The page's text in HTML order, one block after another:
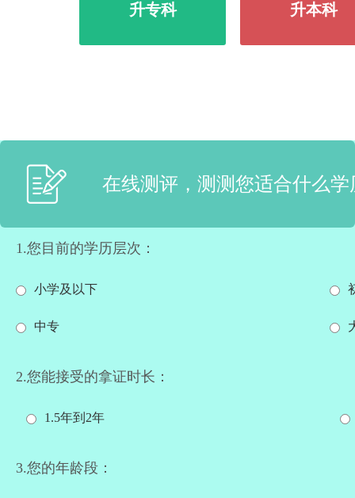
升专科
升本科
在线测评，测测您适合什么
1.您目前的学历层次：
小学及以下
中专
2.您能接受的拿证时长：
1.5年到2年
3.您的年龄段：